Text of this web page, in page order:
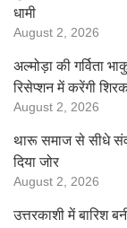
धामी
August 2, 2026
अल्मोड़ा की गर्विता
रिसेप्शन में करेंगी
August 2, 2026
थारू समाज से सीधे
दिया जोर
August 2, 2026
उत्तरकाशी में बारिश